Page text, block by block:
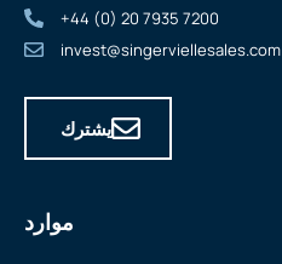
موارد
+44 (0) 20 7935 7200
invest@singerviellesales.com
يشترك